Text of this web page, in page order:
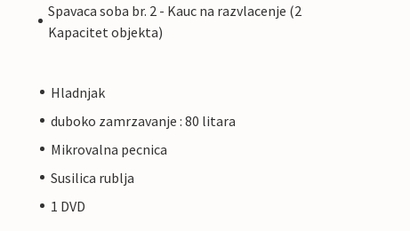
Spavaca soba br. 2 - Kauc na razvlacenje (2
Kapacitet objekta)
Hladnjak
duboko zamrzavanje : 80 litara
Mikrovalna pecnica
Susilica rublja
1 DVD